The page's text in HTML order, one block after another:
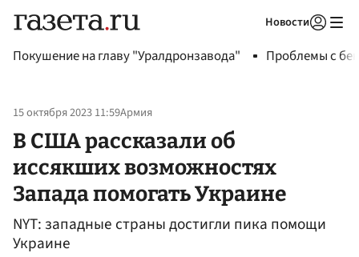
Новости
Покушение на главу "Уралдронзавода" Проблемы с
15 октября 2023 11:59Армия
В США рассказали об
иссякших возможностях
Запада помогать Украине
NYT: западные страны достигли пика помощи
Украине